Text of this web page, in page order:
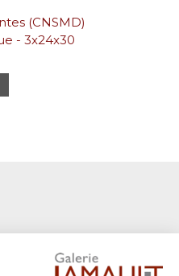
(CNSMD)
- 3x24x30